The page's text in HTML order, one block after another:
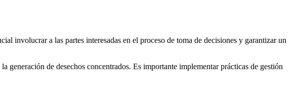
involucrar a las partes interesadas en el proceso de toma de decisiones y garantizar un
generación de desechos concentrados. Es importante implementar prácticas de gestión